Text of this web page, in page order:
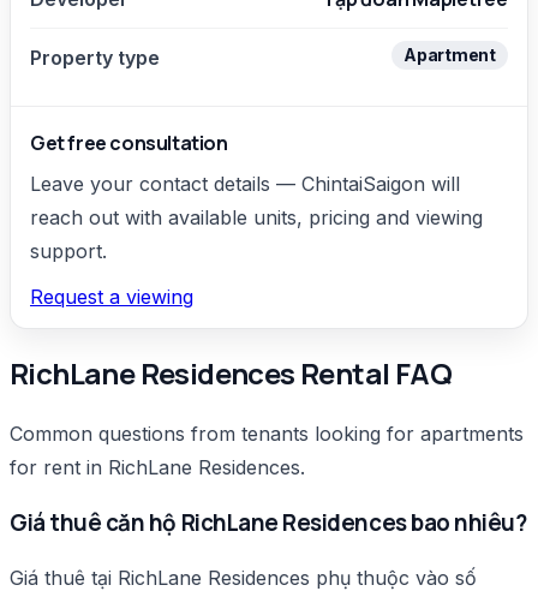
Property type Apartment
Get free consultation
Leave your contact details — ChintaiSaigon will
reach out with available units, pricing and viewing
support.
Request a viewing
RichLane Residences Rental FAQ
Common questions from tenants looking for apartments
for rent in RichLane Residences.
Giá thuê căn hộ RichLane Residences bao nhiêu?
Giá thuê tại RichLane Residences phụ thuộc vào số